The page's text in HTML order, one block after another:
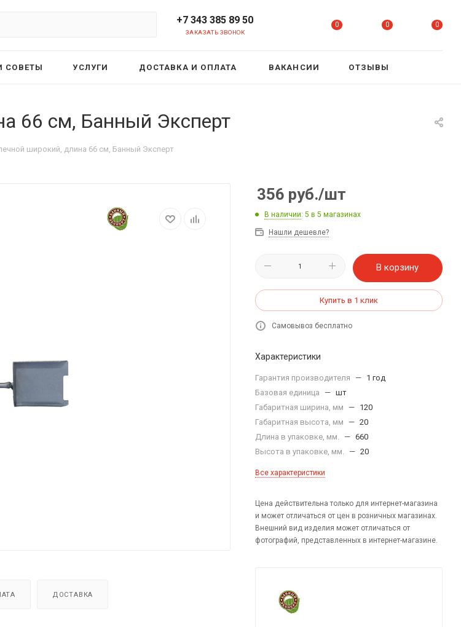
+7 343 385 89 50
ЗАКАЗАТЬ ЗВОНОК
0 0 0
СОВЕТЫ УСЛУГИ ДОСТАВКА И ОПЛАТА ВАКАНСИИ ОТЗЫВЫ
66 см, Банный Эксперт
широкий, длина 66 см, Банный Эксперт
ДОСТАВКА
356 руб./шт
В наличии: 5 в 5 магазинах
Нашли дешевле?
В корзину
Купить в 1 клик
Самовывоз бесплатно
Характеристики
Гарантия производителя — 1 год
Базовая единица
— шт
Габаритная ширина, мм
— 120
Габаритная высота, мм
— 20
Длина в упаковке, мм.
— 660
Высота в упаковке, мм.
— 20
Все характеристики
Цена действительна только для интернет-магазина
и может отличаться от цен в розничных магазинах.
Внешний вид изделия может отличаться от
фотографий, представленных в интернет-магазине.